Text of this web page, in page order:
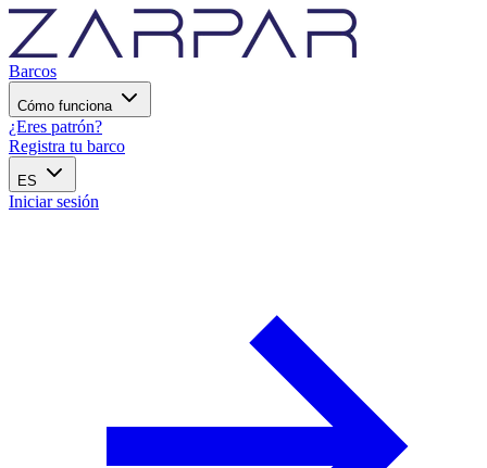
Barcos
Cómo funciona
¿Eres patrón?
Registra tu barco
ES
Iniciar sesión